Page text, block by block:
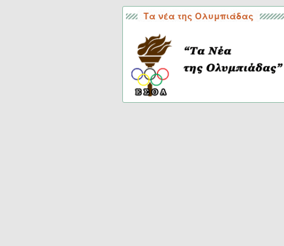
Τα νέα της Ολυμπιάδας